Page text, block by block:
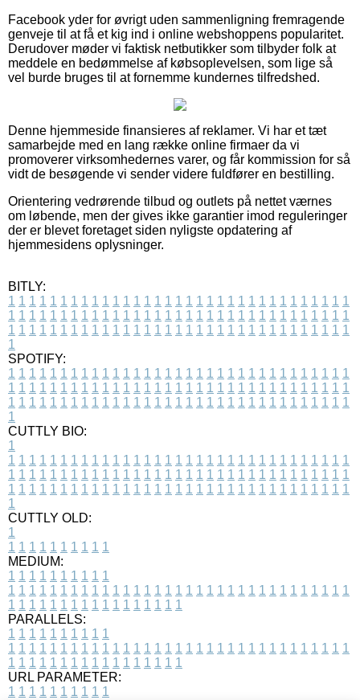
Facebook yder for øvrigt uden sammenligning fremragende
genveje til at få et kig ind i online webshoppens popularitet.
Derudover møder vi faktisk netbutikker som tilbyder folk at
meddele en bedømmelse af købsoplevelsen, som lige så
vel burde bruges til at fornemme kundernes tilfredshed.
Denne hjemmeside finansieres af reklamer. Vi har et tæt
samarbejde med en lang række online firmaer da vi
promoverer virksomhedernes varer, og får kommission for så
vidt de besøgende vi sender videre fuldfører en bestilling.
Orientering vedrørende tilbud og outlets på nettet værnes
om løbende, men der gives ikke garantier imod reguleringer
der er blevet foretaget siden nyligste opdatering af
hjemmesidens oplysninger.
BITLY:
1 1 1 1 1 1 1 1 1 1 1 1 1 1 1 1 1 1 1 1 1 1 1 1 1 1 1 1 1 1 1 1 1
1 1 1 1 1 1 1 1 1 1 1 1 1 1 1 1 1 1 1 1 1 1 1 1 1 1 1 1 1 1 1 1 1
1 1 1 1 1 1 1 1 1 1 1 1 1 1 1 1 1 1 1 1 1 1 1 1 1 1 1 1 1 1 1 1 1
1
SPOTIFY:
1 1 1 1 1 1 1 1 1 1 1 1 1 1 1 1 1 1 1 1 1 1 1 1 1 1 1 1 1 1 1 1 1
1 1 1 1 1 1 1 1 1 1 1 1 1 1 1 1 1 1 1 1 1 1 1 1 1 1 1 1 1 1 1 1 1
1 1 1 1 1 1 1 1 1 1 1 1 1 1 1 1 1 1 1 1 1 1 1 1 1 1 1 1 1 1 1 1 1
1
CUTTLY BIO:
1
1 1 1 1 1 1 1 1 1 1 1 1 1 1 1 1 1 1 1 1 1 1 1 1 1 1 1 1 1 1 1 1 1
1 1 1 1 1 1 1 1 1 1 1 1 1 1 1 1 1 1 1 1 1 1 1 1 1 1 1 1 1 1 1 1 1
1 1 1 1 1 1 1 1 1 1 1 1 1 1 1 1 1 1 1 1 1 1 1 1 1 1 1 1 1 1 1 1 1
1
CUTTLY OLD:
1
1 1 1 1 1 1 1 1 1 1
MEDIUM:
1 1 1 1 1 1 1 1 1 1
1 1 1 1 1 1 1 1 1 1 1 1 1 1 1 1 1 1 1 1 1 1 1 1 1 1 1 1 1 1 1 1 1
1 1 1 1 1 1 1 1 1 1 1 1 1 1 1 1 1
PARALLELS:
1 1 1 1 1 1 1 1 1 1
1 1 1 1 1 1 1 1 1 1 1 1 1 1 1 1 1 1 1 1 1 1 1 1 1 1 1 1 1 1 1 1 1
1 1 1 1 1 1 1 1 1 1 1 1 1 1 1 1 1
URL PARAMETER:
1 1 1 1 1 1 1 1 1 1